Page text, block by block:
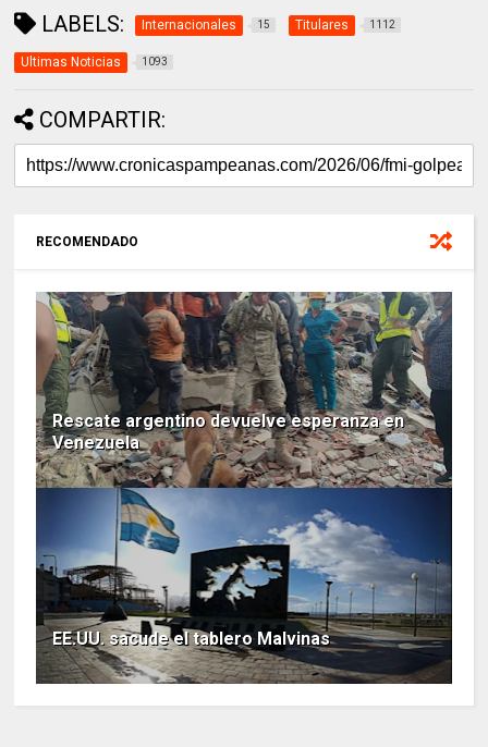
LABELS: Internacionales 15 Titulares 1112
Ultimas Noticias 1093
COMPARTIR:
RECOMENDADO
Rescate argentino devuelve esperanza en
Venezuela
EE.UU. sacude el tablero Malvinas